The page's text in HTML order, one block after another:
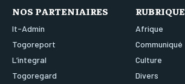
NOS PARTENIAIRES
It-Admin
Togoreport
L’integral
Togoregard
Afrique
Communiqué
Culture
Divers